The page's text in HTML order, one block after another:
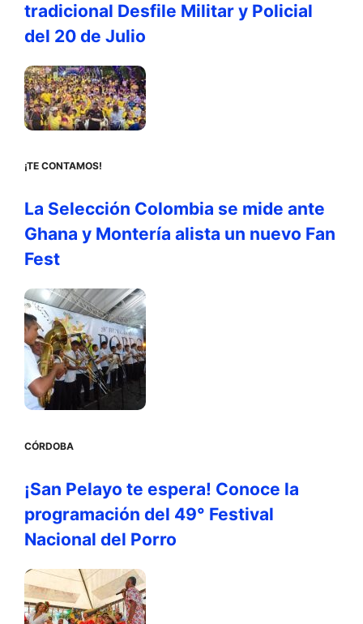
tradicional Desfile Militar y Policial
del 20 de Julio
¡TE CONTAMOS!
La Selección Colombia se mide ante
Ghana y Montería alista un nuevo Fan
Fest
CÓRDOBA
¡San Pelayo te espera! Conoce la
programación del 49° Festival
Nacional del Porro